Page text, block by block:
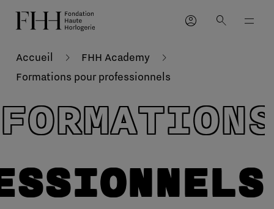
account_circle search
Accueil
FHH Academy
Formations pour professionnels